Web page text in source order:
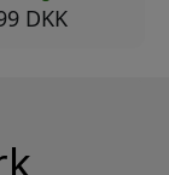
DKK